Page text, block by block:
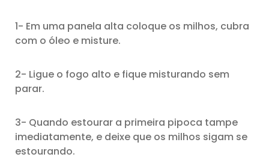
1- Em uma panela alta coloque os milhos, cubra
com o óleo e misture.
2- Ligue o fogo alto e fique misturando sem
parar.
3- Quando estourar a primeira pipoca tampe
imediatamente, e deixe que os milhos sigam se
estourando.